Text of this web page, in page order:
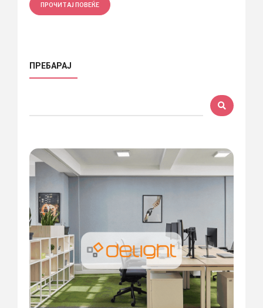
ПРОЧИТАЈ ПОВЕЌЕ
ПРЕБАРАЈ